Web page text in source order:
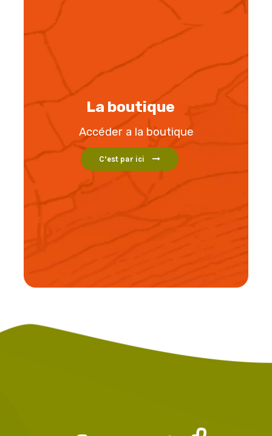
La boutique
Accéder a la boutique
C’est par ici